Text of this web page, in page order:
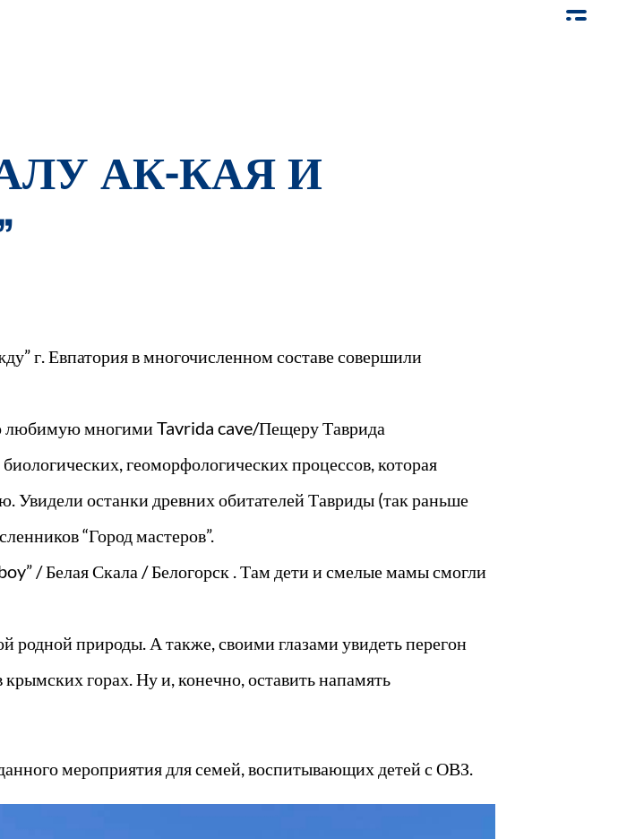
АК-КАЯ И
г. Евпатория в многочисленном составе совершили
любимую многими Tavrida cave/Пещеру Таврида
геоморфологических процессов, которая
останки древних обитателей Тавриды (так раньше
“Город мастеров”.
/ Белая Скала / Белогорск . Там дети и смелые мамы смогли
природы. А также, своими глазами увидеть перегон
горах. Ну и, конечно, оставить напамять
мероприятия для семей, воспитывающих детей с ОВЗ.